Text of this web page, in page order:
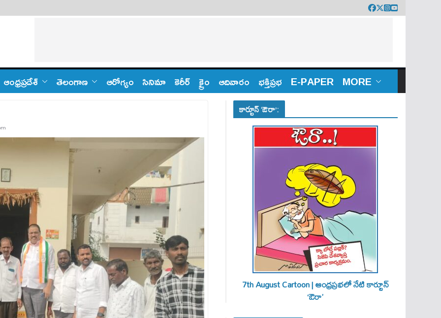
ఆంధ్ర‌ప్ర‌దేశ్ తెలంగాణ‌ ఆరోగ్యం సినిమా కెరీర్ క్రైం ఆదివారం భక్తిప్రభ E-PAPER MORE
కార్టూన్ ‘ఔరా’:
7th August Cartoon | ఆంధ్రప్రభలో నేటి కార్టూన్
‘ఔరా’